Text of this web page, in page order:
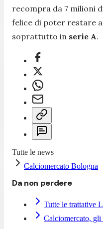
recompra da 7 milioni
felice di poter restare
soprattutto in serie A.
Tutte le news
Calciomercato Bologna
Da non perdere
Tutte le trattative
Calciomercato,